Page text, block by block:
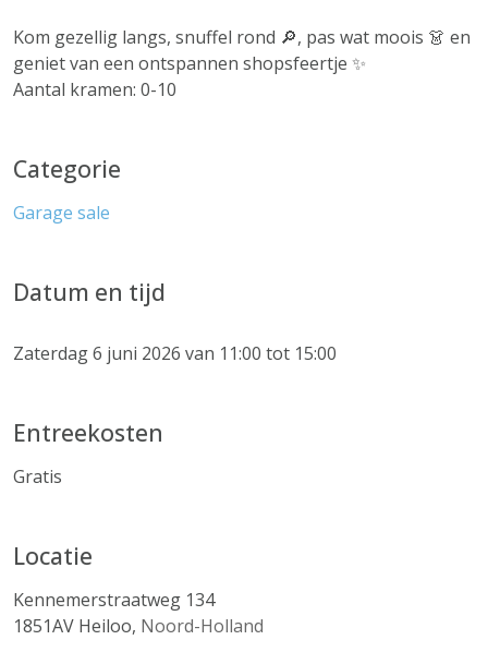
Kom gezellig langs, snuffel rond 🔎, pas wat moois 👗 en
geniet van een ontspannen shopsfeertje ✨
Aantal kramen: 0-10
Categorie
Garage sale
Datum en tijd
Zaterdag 6 juni 2026 van 11:00 tot 15:00
Entreekosten
Gratis
Locatie
Kennemerstraatweg 134
1851AV Heiloo, Noord-Holland